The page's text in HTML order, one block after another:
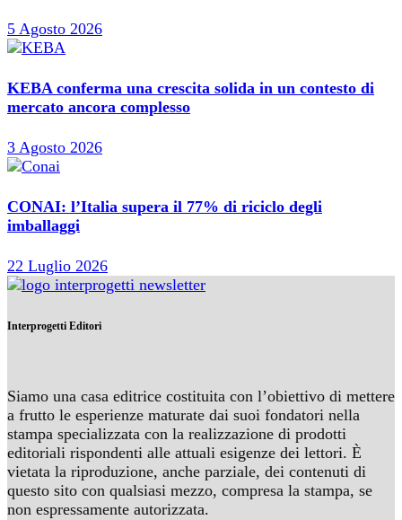
5 Agosto 2026
KEBA conferma una crescita solida in un contesto di
mercato ancora complesso
3 Agosto 2026
CONAI: l’Italia supera il 77% di riciclo degli
imballaggi
22 Luglio 2026
Interprogetti Editori
Siamo una casa editrice costituita con l’obiettivo di mettere
a frutto le esperienze maturate dai suoi fondatori nella
stampa specializzata con la realizzazione di prodotti
editoriali rispondenti alle attuali esigenze dei lettori. È
vietata la riproduzione, anche parziale, dei contenuti di
questo sito con qualsiasi mezzo, compresa la stampa, se
non espressamente autorizzata.